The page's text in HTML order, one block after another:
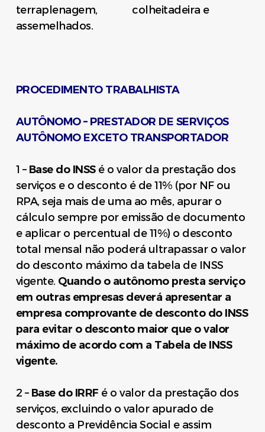
terraplenagem, colheitadeira e
assemelhados.
PROCEDIMENTO TRABALHISTA
AUTÔNOMO – PRESTADOR DE SERVIÇOS
AUTÔNOMO EXCETO TRANSPORTADOR
1 – Base do INSSé o valor da prestação dos
serviços e o desconto é de 11% (por NF ou
RPA, seja mais de uma ao mês, apurar o
cálculo sempre por emissão de documento
e aplicar o percentual de 11%) o desconto
total mensal não poderá ultrapassar o valor
do desconto máximo da tabela de INSS
vigente. Quando o autônomo presta serviço
em outras empresas deverá apresentar a
empresa comprovante de desconto do INSS
para evitar o desconto maior que o valor
máximo de acordo com a Tabela de INSS
vigente.
2 – Base do IRRF é o valor da prestação dos
serviços, excluindo o valor apurado de
desconto a Previdência Social e assim